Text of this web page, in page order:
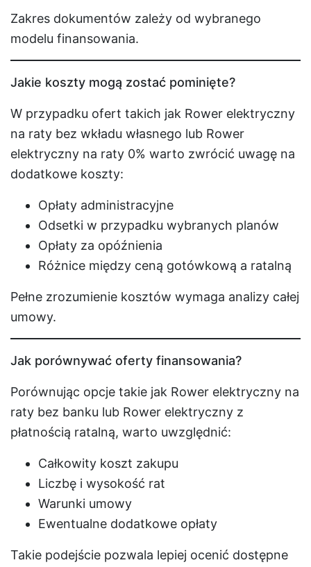
Zakres dokumentów zależy od wybranego
modelu finansowania.
Jakie koszty mogą zostać pominięte?
W przypadku ofert takich jak Rower elektryczny
na raty bez wkładu własnego lub Rower
elektryczny na raty 0% warto zwrócić uwagę na
dodatkowe koszty:
Opłaty administracyjne
Odsetki w przypadku wybranych planów
Opłaty za opóźnienia
Różnice między ceną gotówkową a ratalną
Pełne zrozumienie kosztów wymaga analizy całej
umowy.
Jak porównywać oferty finansowania?
Porównując opcje takie jak Rower elektryczny na
raty bez banku lub Rower elektryczny z
płatnością ratalną, warto uwzględnić:
Całkowity koszt zakupu
Liczbę i wysokość rat
Warunki umowy
Ewentualne dodatkowe opłaty
Takie podejście pozwala lepiej ocenić dostępne